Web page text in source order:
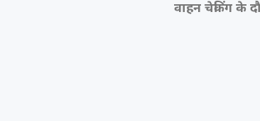
वाहन चेकिंग के